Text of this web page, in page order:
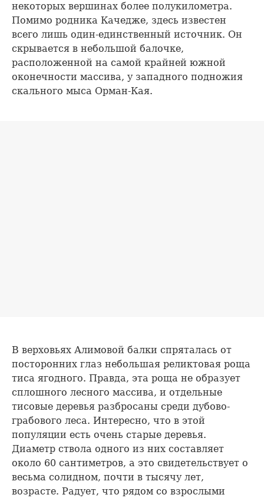
некоторых вершинах более полукилометра.
Помимо родника Качедже, здесь известен
всего лишь один-единственный источник. Он
скрывается в небольшой балочке,
расположенной на самой крайней южной
оконечности массива, у западного подножия
скального мыса Орман-Кая.
В верховьях Алимовой балки спряталась от
посторонних глаз небольшая реликтовая роща
тиса ягодного. Правда, эта роща не образует
сплошного лесного массива, и отдельные
тисовые деревья разбросаны среди дубово-
грабового леса. Интересно, что в этой
популяции есть очень старые деревья.
Диаметр ствола одного из них составляет
около 60 сантиметров, а это свидетельствует о
весьма солидном, почти в тысячу лет,
возрасте. Радует, что рядом со взрослыми